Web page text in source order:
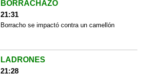
BORRACHAZO
21:31
Borracho se impactó contra un camellón
LADRONES
21:28